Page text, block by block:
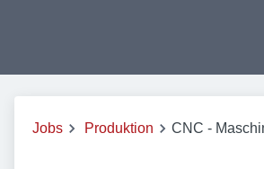
Jobs Produktion CNC -